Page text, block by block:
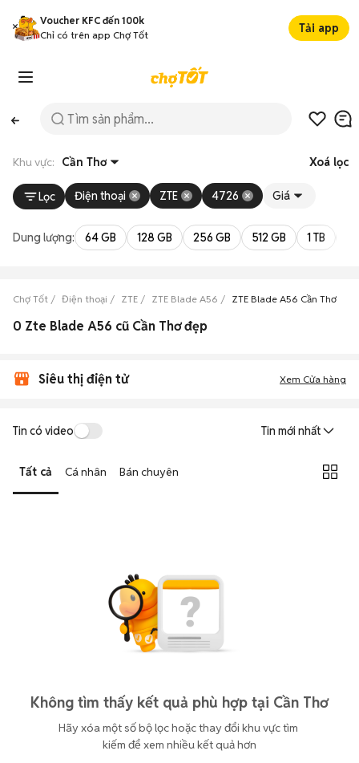
Voucher KFC đến 100k
Chỉ có trên app Chợ Tốt
Tải app
Khu vực: Cần Thơ Xoá lọc
Lọc Điện thoại ZTE 4726 Giá
Dung lượng: 64 GB 128 GB 256 GB 512 GB 1 TB
Chợ Tốt Điện thoại ZTE ZTE Blade A56 ZTE Blade A56 Cần Thơ
0 Zte Blade A56 cũ Cần Thơ đẹp
Siêu thị điện tử Xem Cửa hàng
Tin có video Tin mới nhất
Tất cả Cá nhân Bán chuyên
Không tìm thấy kết quả phù hợp tại Cần Thơ
Hãy xóa một số bộ lọc hoặc thay đổi khu vực tìm
kiếm để xem nhiều kết quả hơn